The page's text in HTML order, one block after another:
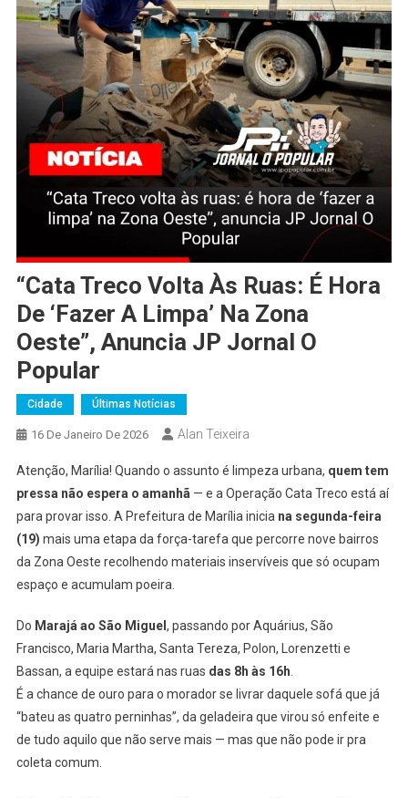
“Cata Treco Volta Às Ruas: É Hora
De ‘fazer A Limpa’ Na Zona
Oeste”, Anuncia JP Jornal O
Popular
Cidade Últimas Notícias
16 De Janeiro De 2026 Alan Teixeira
Atenção, Marília! Quando o assunto é limpeza urbana, quem tem
pressa não espera o amanhã — e a Operação Cata Treco está aí
para provar isso. A Prefeitura de Marília inicia na segunda-feira
(19) mais uma etapa da força-tarefa que percorre nove bairros
da Zona Oeste recolhendo materiais inservíveis que só ocupam
espaço e acumulam poeira.
Do Marajá ao São Miguel , passando por Aquárius, São
Francisco, Maria Martha, Santa Tereza, Polon, Lorenzetti e
Bassan, a equipe estará nas ruas das 8h às 16h
É a chance de ouro para o morador se livrar daquele sofá que já
“bateu as quatro perninhas”, da geladeira que virou só enfeite e
de tudo aquilo que não serve mais — mas que não pode ir pra
coleta comum.